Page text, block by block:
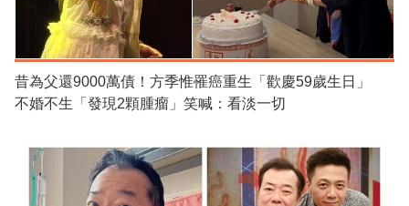
昔為父還9000萬債！方季惟罹癌重生「歡慶59歲生日」
不婚不生「發現2顆腫瘤」笑喊：看淡一切